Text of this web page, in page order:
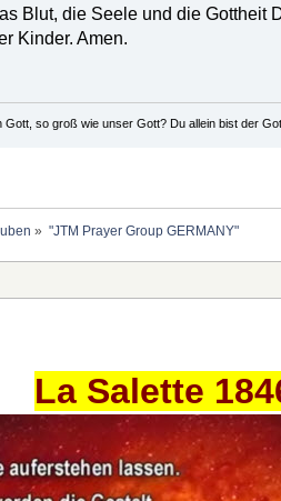
Blut, die Seele und die
Kinder. Amen.
so groß wie unser Gott? Du allein bist der
» "JTM Prayer Group GERMANY"
La Salette